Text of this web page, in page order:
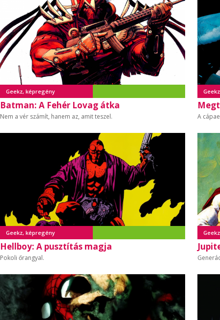
Geekz, képregény
Batman: A Fehér Lovag átka
Nem a vér számít, hanem az, amit teszel.
Geekz, képregény
Hellboy: A pusztítás magja
Pokoli őrangyal.
A